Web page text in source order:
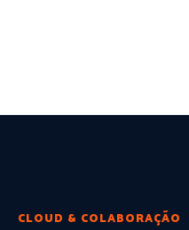
CLOUD & COLABORAÇÃO